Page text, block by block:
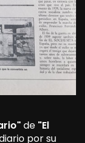
de "El
por su